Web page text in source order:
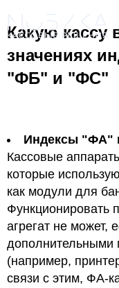
Какую кассу
значениях
"ФБ" и "ФС"
Индексы "ФА"
Кассовые
которые
как модули для
Функционировать
агрегат не может,
дополнительными
(например,
связи с этим, ФА-